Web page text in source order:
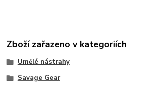
Zboží zařazeno v kategoriích
Umělé nástrahy
Savage Gear